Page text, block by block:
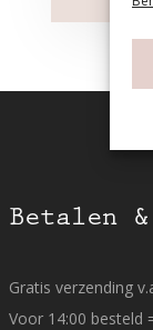
Betalen &
Gratis verzending
Voor 14:00 besteld